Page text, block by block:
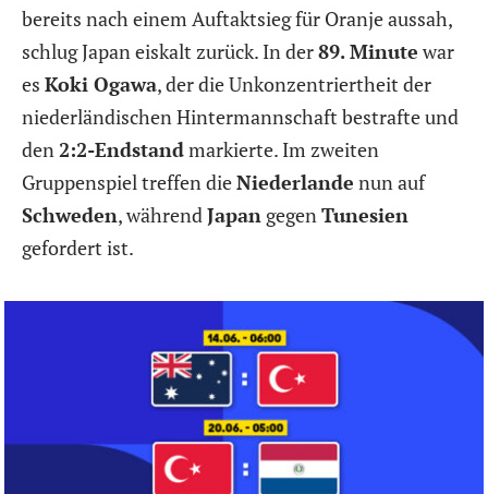
bereits nach einem Auftaktsieg für Oranje aussah,
schlug Japan eiskalt zurück. In der89. Minute war
es Koki Ogawa, der die Unkonzentriertheit der
niederländischen Hintermannschaft bestrafte und
den2:2-Endstandmarkierte. Im zweiten
Gruppenspiel treffen dieNiederlande nun auf
Schweden, währendJapan gegenTunesien
gefordert ist.